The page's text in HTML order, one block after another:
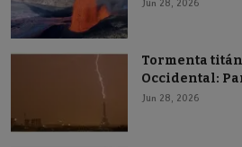
Jun 28, 2026
Tormenta
Occidental:
Jun 28, 2026